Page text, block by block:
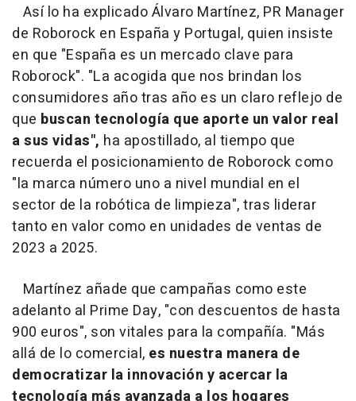
Así lo ha explicado Álvaro Martínez, PR Manager
de Roborock en España y Portugal, quien insiste
en que "España es un mercado clave para
Roborock". "La acogida que nos brindan los
consumidores año tras año es un claro reflejo de
que buscan tecnología que aporte un valor real
a sus vidas", ha apostillado, al tiempo que
recuerda el posicionamiento de Roborock como
"la marca número uno a nivel mundial en el
sector de la robótica de limpieza", tras liderar
tanto en valor como en unidades de ventas de
2023 a 2025.
Martínez añade que campañas como este
adelanto al Prime Day, "con descuentos de hasta
900 euros", son vitales para la compañía. "Más
allá de lo comercial, es nuestra manera de
democratizar la innovación y acercar la
tecnología más avanzada a los hogares